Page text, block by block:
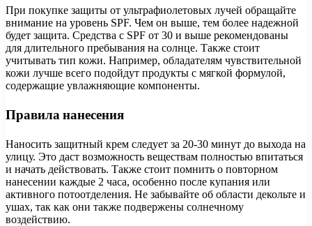
При покупке защиты от ультрафиолетовых лучей обращайте
внимание на уровень SPF. Чем он выше, тем более надежной
будет защита. Средства с SPF от 30 и выше рекомендованы
для длительного пребывания на солнце. Также стоит
учитывать тип кожи. Например, обладателям чувствительной
кожи лучше всего подойдут продукты с мягкой формулой,
содержащие увлажняющие компоненты.
Правила нанесения
Наносить защитный крем следует за 20-30 минут до выхода на
улицу. Это даст возможность веществам полностью впитаться
и начать действовать. Также стоит помнить о повторном
нанесении каждые 2 часа, особенно после купания или
активного потоотделения. Не забывайте об области декольте и
ушах, так как они также подвержены солнечному
воздействию.